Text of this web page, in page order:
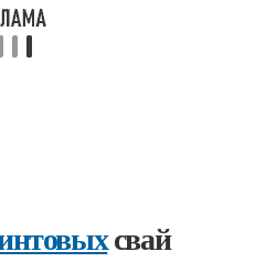
свай